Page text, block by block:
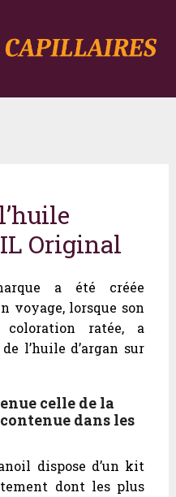
Original
a été créée
voyage, lorsque son
coloration ratée, a
l’huile d’argan sur
celle de la
dans les
dispose d’un kit
dont les plus